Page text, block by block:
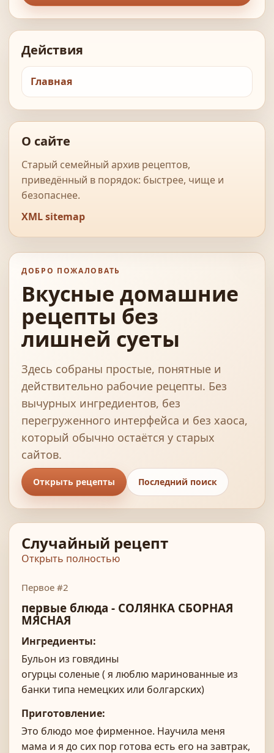
Действия
Главная
О сайте
Старый семейный архив рецептов,
приведённый в порядок: быстрее, чище и
безопаснее.
XML sitemap
ДОБРО ПОЖАЛОВАТЬ
Вкусные домашние
рецепты без
лишней суеты
Здесь собраны простые, понятные и
действительно рабочие рецепты. Без
вычурных ингредиентов, без
перегруженного интерфейса и без хаоса,
который обычно остаётся у старых
сайтов.
Открыть рецепты Последний поиск
Случайный рецепт
Открыть полностью
Первое #2
первые блюда - СОЛЯНКА СБОРНАЯ
МЯСНАЯ
Ингредиенты:
Бульон из говядины
огурцы соленые ( я люблю маринованные из
банки типа немецких или болгарских)
мясо копченое - 200 г
колбаса копченая - 200 г (насчет копченостей -
Приготовление:
Это блюдо мое фирменное. Научила меня
мама и я до сих пор готова есть его на завтрак,